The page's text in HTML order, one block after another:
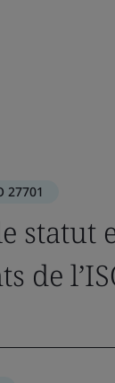
27701
statut
de